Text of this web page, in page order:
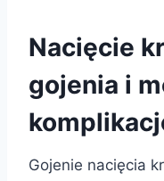
Nacięcie
gojenia i
Gojenie nacięcia